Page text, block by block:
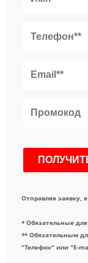
Отправляя заявку,
* Обязательные
** Обязательным
"Телефон" или "E-